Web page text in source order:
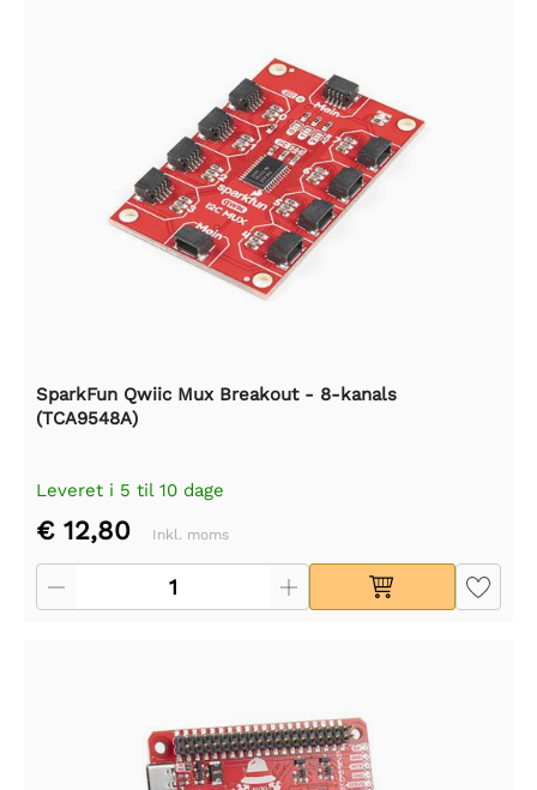
SparkFun Qwiic Mux Breakout - 8-kanals
(TCA9548A)
Leveret i 5 til 10 dage
€ 12,80 Inkl. moms